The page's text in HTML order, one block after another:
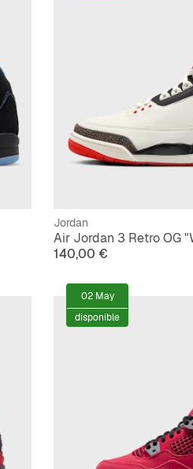
Jordan
Air Jordan 3 Retro OG
140,00 €
02 May
disponible